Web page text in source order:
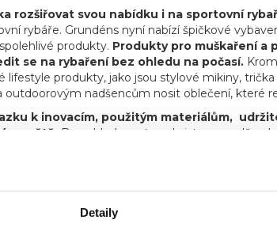
Detaily
rozšiřovat svou nabídku i na sportovní
rybáře. Grundéns nyní nabízí špičkové
produkty. Produkty pro muškaření a
se na rybaření bez ohledu na počasí.
lifestyle produkty, jako jsou stylové mikiny,
outdoorovým nadšencům nosit oblečení, které
k inovacím, použitým materiálům,
světě.
Bez ohledu na to, zda jste na vodě
se k tisícům spokojených zákazníků a
s.r.o., provozovatel
eshopu